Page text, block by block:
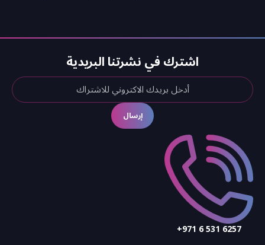
اشترك في نشرتنا البريدية
إرسال
+971 6 531 6257